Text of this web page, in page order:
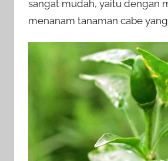
sangat mudah, yaitu dengan
menanam tanaman cabe